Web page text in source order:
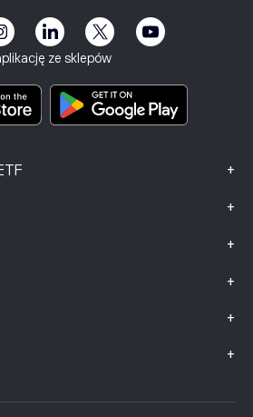
ze sklepów
+
+
+
+
+
kluczowe informacje
(klienci FCA)
+